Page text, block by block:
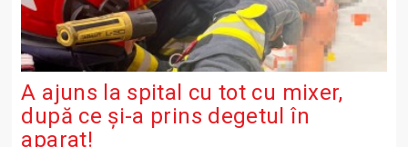
A ajuns la spital cu tot cu mixer,
după ce și-a prins degetul în
aparat!